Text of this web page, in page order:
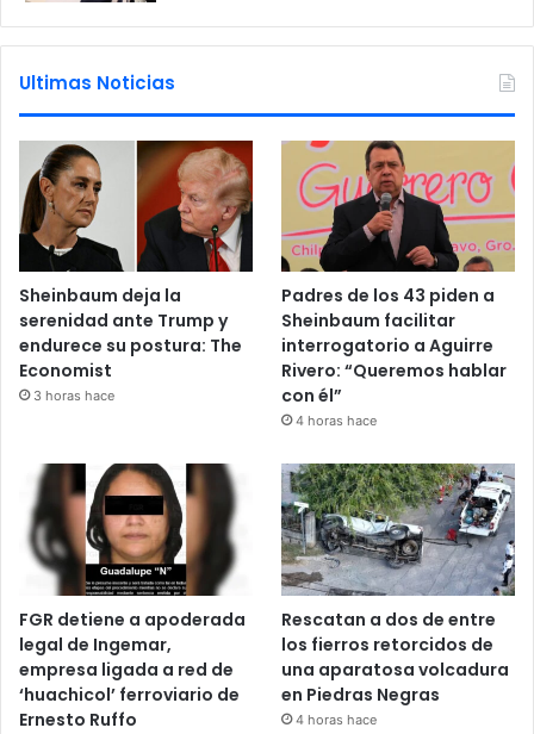
Ultimas Noticias
Sheinbaum deja la
serenidad ante Trump y
endurece su postura: The
Economist
3 horas hace
Padres de los 43 piden a
Sheinbaum facilitar
interrogatorio a Aguirre
Rivero: “Queremos hablar
con él”
4 horas hace
FGR detiene a apoderada
legal de Ingemar,
empresa ligada a red de
‘huachicol’ ferroviario de
Ernesto Ruffo
Rescatan a dos de entre
los fierros retorcidos de
una aparatosa volcadura
en Piedras Negras
4 horas hace